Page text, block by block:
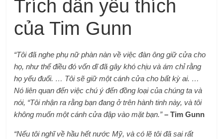
Trích dẫn yêu thích
của Tim Gunn
“Tôi đã nghe phụ nữ phàn nàn về việc đàn ông giữ cửa cho
họ, như thể điều đó vốn dĩ đã gây khó chịu và ám chỉ rằng
họ yếu đuối. … Tôi sẽ giữ một cánh cửa cho bất kỳ ai. …
Nó liên quan đến việc chú ý đến đồng loại của chúng ta và
nói, “Tôi nhận ra rằng bạn đang ở trên hành tinh này, và tôi
không muốn một cánh cửa đập vào mặt bạn.”– Tim Gunn
“Nếu tôi nghĩ về hầu hết nước Mỹ, và có lẽ tôi đã sai rất